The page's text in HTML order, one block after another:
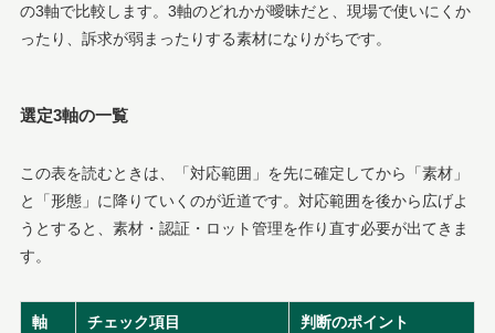
の3軸で比較します。3軸のどれかが曖昧だと、現場で使いにくか
ったり、訴求が弱まったりする素材になりがちです。
選定3軸の一覧
この表を読むときは、「対応範囲」を先に確定してから「素材」
と「形態」に降りていくのが近道です。対応範囲を後から広げよ
うとすると、素材・認証・ロット管理を作り直す必要が出てきま
す。
軸 チェック項目 判断のポイント